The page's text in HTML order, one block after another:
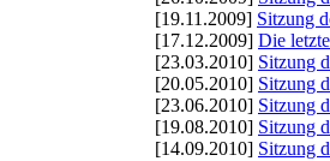
[19.11.2009] Sitzung
[17.12.2009] Die
[23.03.2010] Sitzung
[20.05.2010] Sitzung
[23.06.2010] Sitzung
[19.08.2010] Sitzung
[14.09.2010] Sitzung